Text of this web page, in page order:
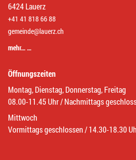
6424 Lauerz
+41 41 818 66 88
gemeinde@lauerz.ch
mehr… …
Öffnungszeiten
Montag, Dienstag, Donnerstag, Freitag
08.00-11.45 Uhr / Nachmittags
Mittwoch
Vormittags geschlossen / 14.30-18.30